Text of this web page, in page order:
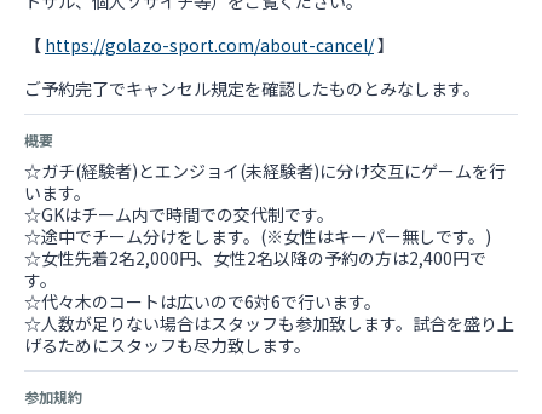
【 https://golazo-sport.com/about-cancel/】
ご予約完了でキャンセル規定を確認したものとみなします。
概要
☆ガチ(経験者)とエンジョイ(未経験者)に分け交互にゲームを行
います。
☆GKはチーム内で時間での交代制です。
☆途中でチーム分けをします。(※女性はキーパー無しです。)
☆女性先着2名2,000円、女性2名以降の予約の方は2,400円で
す。
☆代々木のコートは広いので6対6で行います。
☆人数が足りない場合はスタッフも参加致します。試合を盛り上
げるためにスタッフも尽力致します。
参加規約